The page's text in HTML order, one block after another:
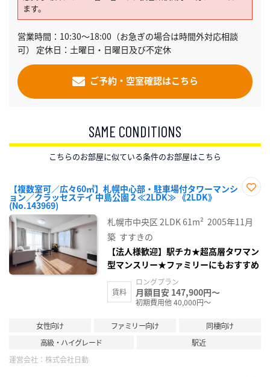
ます。
営業時間：10:30～18:00（お急ぎの場合は時間外対応相談
可） 定休日：土曜日・日曜日及び不定休
ご予約・空室確認はこちら
SAME CONDITIONS
こちらのお部屋に似ている条件のお部屋はこちら
【複数室可／広々60㎡】札幌中心部・駐車場付タワーマンシ
ョン／クラッセステイ 中島公園２≪2LDK≫ 《2LDK》
(No.143969)
り登
録
札幌市中央区 2LDK61m² 2005年11月
築 すすきの
【法人様歓迎】駅チカ★超高層タワマン
型マンスリー★ファミリーにもおすすめ
賃料
ロングプラン
月額目安 147,900円～
初期費用他 40,000円～
女性向け ファミリー向け
同棲向け
高級・ハイグレード
駅近
運営会社： 株式会社日動